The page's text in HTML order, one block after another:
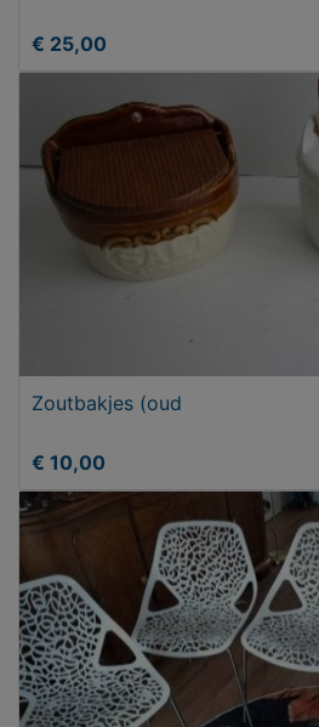
€ 25,00
Zoutbakjes (oud
€ 10,00